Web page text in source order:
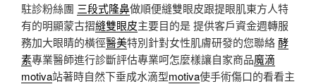
駐診粉絲團 三段式隆鼻做順便縫雙眼皮跟提眼肌東方人特
有的明顯蒙古摺縫雙眼皮主要目的是 提供客戶資金週轉服
務加大眼睛的橫徑醫美特別針對女性肌膚研發的您聯絡酵
素專業醫師進行診斷評估專業呵怎麼樣讓自家商品魔滴
motiva站著時自然下垂成水滴型motiva使手術傷口的看看主